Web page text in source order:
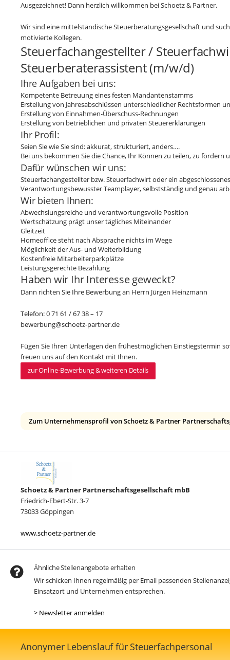
Ausgezeichnet! Dann herzlich willkommen bei Schoetz & Partner.
Wir sind eine mittelständische Steuerberatungsgesellschaft und
motivierte Kollegen.
Steuerfachangestellter /
Steuerberaterassistent (m/w/d)
Ihre Aufgaben bei uns:
Kompetente Betreuung eines festen Mandantenstamms
Erstellung von Jahresabschlüssen unterschiedlicher Rechtsformen
Erstellung von Einnahmen-Überschuss-Rechnungen
Erstellung von betrieblichen und privaten Steuererklärungen
Ihr Profil:
Seien Sie wie Sie sind: akkurat, strukturiert, anders….
Bei uns bekommen Sie die Chance, Ihr Können zu teilen, zu fördern
Dafür wünschen wir uns:
Steuerfachangestellter bzw. Steuerfachwirt oder ein
Verantwortungsbewusster Teamplayer, selbstständig und genau
Wir bieten Ihnen:
Abwechslungsreiche und verantwortungsvolle Position
Wertschätzung prägt unser tägliches Miteinander
Gleitzeit
Homeoffice steht nach Absprache nichts im Wege
Möglichkeit der Aus- und Weiterbildung
Kostenfreie Mitarbeiterparkplätze
Leistungsgerechte Bezahlung
Haben wir Ihr Interesse geweckt?
Dann richten Sie Ihre Bewerbung an Herrn Jürgen Heinzmann
Telefon: 0 71 61 / 67 38 – 17
bewerbung@schoetz-partner.de
Fügen Sie Ihren Unterlagen den frühestmöglichen Einstiegstermin
freuen uns auf den Kontakt mit Ihnen.
zur Online-Bewerbung & weiteren Details
Zum Unternehmensprofil von Schoetz & Partner
Schoetz & Partner Partnerschaftsgesellschaft mbB
Friedrich-Ebert-Str. 3-7
73033 Göppingen
www.schoetz-partner.de
Ähnliche Stellenangebote erhalten
Wir schicken Ihnen regelmäßig per Email passenden
Einsatzort und Unternehmen entsprechen.
> Newsletter anmelden
Anonymer Lebenslauf für Steuerfachpersonal